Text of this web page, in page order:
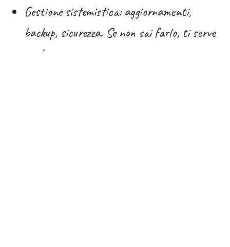
Gestione sistemistica: aggiornamenti,
backup, sicurezza. Se non sai farlo, ti serve
qualcuno.